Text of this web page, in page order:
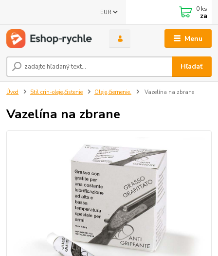
Menu
EUR
Hľadať
0 ks
za
Úvod Stil crin-oleje,čistenie Oleje,čiernenie. Vazelína na zbrane
Vazelína na zbrane